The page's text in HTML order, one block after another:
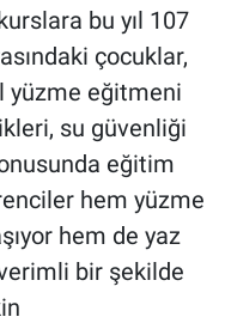
bu yıl 107
çocuklar,
yüzme eğitmeni
su güvenliği
eğitim
hem yüzme
hem de yaz
bir şekilde